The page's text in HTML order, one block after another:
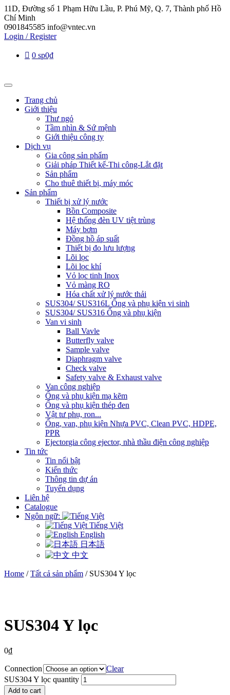
11D, Đường số 1 Phạm Hữu Lầu, P. Phú Mỹ, Q. 7, Thành phố Hồ
Chí Minh
0901845585 info@vntec.vn
Login / Register
0 sp0₫
Trang chủ
Giới thiệu
Thư ngỏ
Tầm nhìn & Sứ mệnh
Giới thiệu công ty
Dịch vụ
Gia công sản phẩm
Giải pháp Thiết kế-Thi công-Lắt đặt
Sản phẩm
Cho thuê thiết bị, máy móc
Sản phẩm
Thiết bị xử lý nước
Bồn Composite
Hệ thống đèn UV tiệt trùng
Máy bơm
Đồng hồ áp suất
Thiết bị đo lưu lượng
Lõi lọc
Lõi lọc khí
Vỏ lọc tinh Inox
Vỏ màng RO
Hóa chất xử lý nước thải
SUS304/ SUS316L Ống và phụ kiện vi sinh
SUS304/ SUS316 Ống và phụ kiện
Van vi sinh
Ball Vavle
Butterfly valve
Sample valve
Diaphragm valve
Check valve
Safety valve & Exhaust valve
Van công nghiệp
Ống và phụ kiện mạ kẽm
Ống và phụ kiện thép đen
Vật tư phụ, ron...
Ống, van, phụ kiện Nhựa PVC, Clean PVC, HDPE,
PPR
Ejectorgia công ejector, nhà thầu điện công nghiệp
Tin tức
Tin nổi bật
Kiến thức
Thông tin dự án
Tuyển dụng
Liên hệ
Catalogue
Ngôn ngữ:
Tiếng Việt
English
日本語
中文
Home /Tất cả sản phẩm / SUS304 Y lọc
SUS304 Y lọc
0₫
Connection
Clear
SUS304 Y lọc quantity
Add to cart